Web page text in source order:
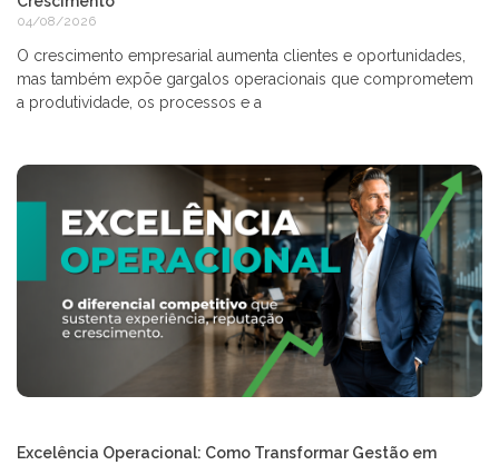
04/08/2026
O crescimento empresarial aumenta clientes e oportunidades,
mas também expõe gargalos operacionais que comprometem
a produtividade, os processos e a
Excelência Operacional: Como Transformar Gestão em